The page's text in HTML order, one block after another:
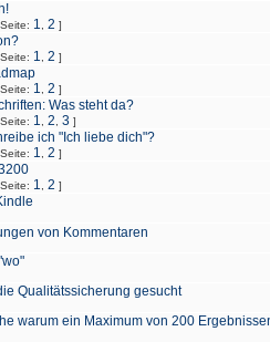
1 2 ]
1 2 ]
1 2 ]
Was steht da?
1 2 3 ]
ich "Ich liebe dich"?
1 2 ]
1 2 ]
von Kommentaren
Qualitätssicherung gesucht
warum ein Maximum von 200